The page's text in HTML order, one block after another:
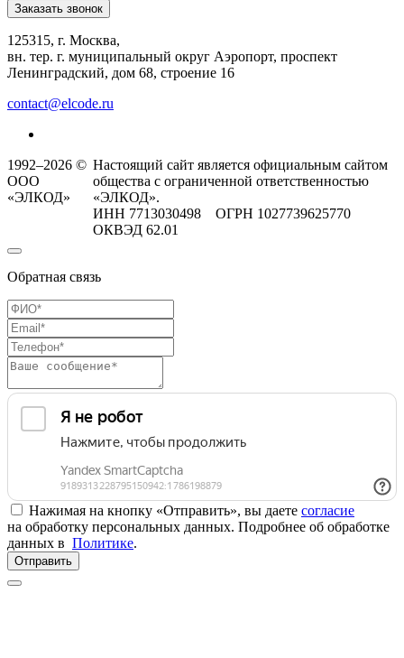
Заказать звонок
125315, г. Москва,
вн. тер. г. муниципальный округ Аэропорт, проспект
Ленинградский, дом 68, строение 16
contact@elcode.ru
1992–2026 ©
ООО
«ЭЛКОД»
Настоящий сайт является официальным сайтом
общества с ограниченной ответственностью
«ЭЛКОД».
ИНН 7713030498 ОГРН 1027739625770
ОКВЭД 62.01
Обратная связь
Нажимая на кнопку «Отправить», вы даете согласие
на обработку персональных данных. Подробнее об обработке
данных в Политике.
Отправить